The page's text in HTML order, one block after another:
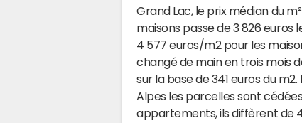
Grand Lac, le prix médian du
maisons passe de 3 826 euros
4 577 euros/m2 pour les
changé de main en trois mois
sur la base de 341 euros du
Alpes les parcelles sont
appartements, ils diffèrent de